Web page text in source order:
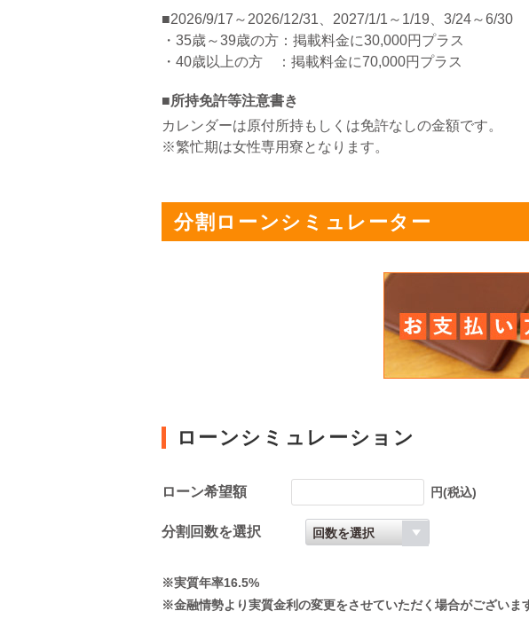
■2026/9/17～2026/12/31、2027/1/1～1/19、3/24～6/30
・35歳～39歳の方：掲載料金に30,000円プラス
・40歳以上の方 ：掲載料金に70,000円プラス
■所持免許等注意書き
カレンダーは原付所持もしくは免許なしの金額です。
※繁忙期は女性専用寮となります。
分割ローンシミュレーター
ローンシミュレーション
ローン希望額 円(税込)
分割回数を選択
※実質年率16.5%
※金融情勢より実質金利の変更をさせていただく場合がございま